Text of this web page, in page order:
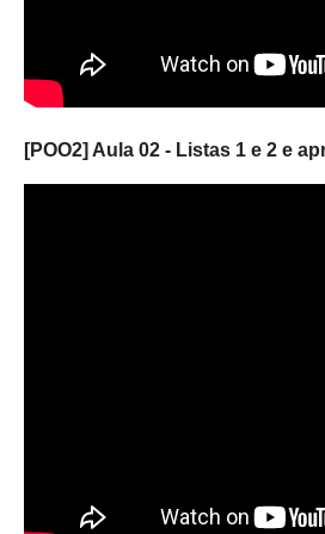
[POO2] Aula 02 - Listas 1 e 2 e